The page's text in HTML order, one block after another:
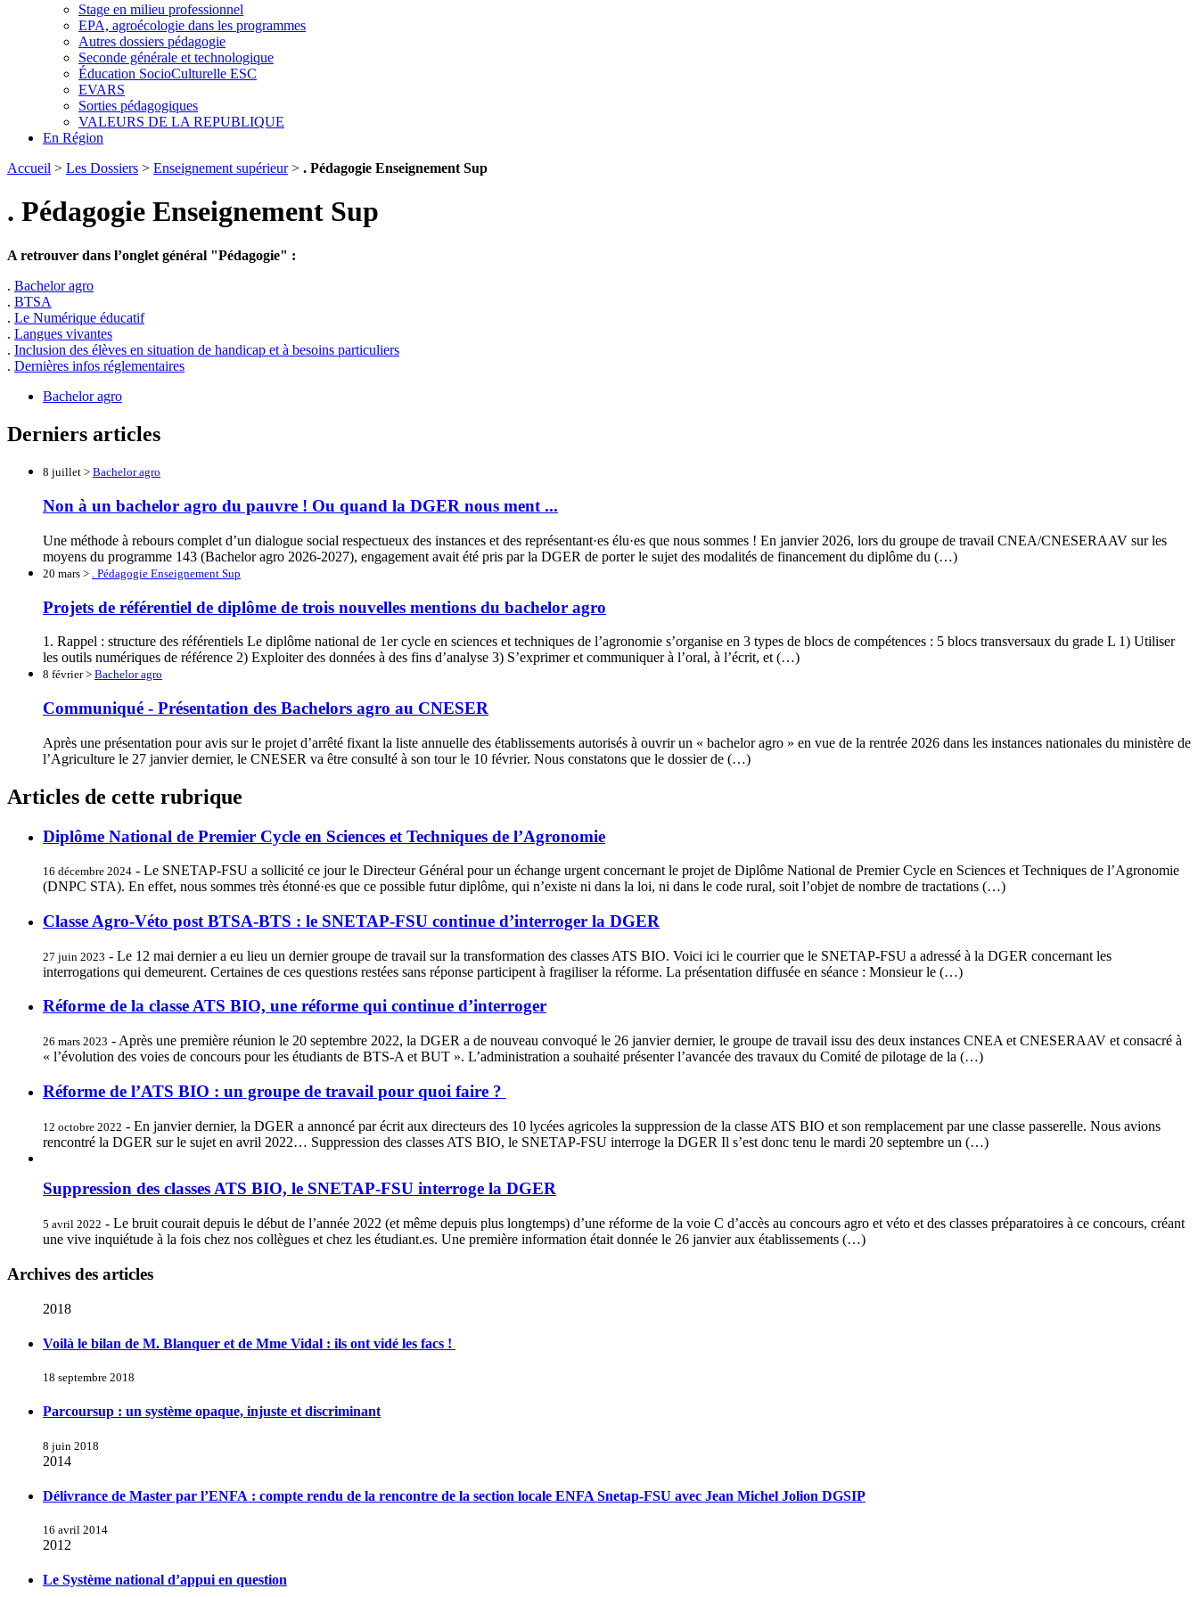
Stage en milieu professionnel
EPA, agroécologie dans les programmes
Autres dossiers pédagogie
Seconde générale et technologique
Éducation SocioCulturelle ESC
EVARS
Sorties pédagogiques
VALEURS DE LA REPUBLIQUE
En Région
Accueil > Les Dossiers > Enseignement supérieur> . Pédagogie Enseignement Sup
. Pédagogie Enseignement Sup
A retrouver dans l’onglet général "Pédagogie" :
. Bachelor agro
. BTSA
. Le Numérique éducatif
. Langues vivantes
. Inclusion des élèves en situation de handicap et à besoins particuliers
. Dernières infos réglementaires
Bachelor agro
Derniers articles
8 juillet > Bachelor agro
Non à un bachelor agro du pauvre ! Ou quand la DGER nous ment ...
Une méthode à rebours complet d’un dialogue social respectueux des instances et des représentant·es élu·es que nous sommes ! En janvier 2026, lors du groupe de travail CNEA/CNESERAAV sur les
moyens du programme 143 (Bachelor agro 2026-2027), engagement avait été pris par la DGER de porter le sujet des modalités de financement du diplôme du (…)
20 mars > . Pédagogie Enseignement Sup
Projets de référentiel de diplôme de trois nouvelles mentions du bachelor agro
1. Rappel : structure des référentiels Le diplôme national de 1er cycle en sciences et techniques de l’agronomie s’organise en 3 types de blocs de compétences : 5 blocs transversaux du grade L 1) Utiliser
les outils numériques de référence 2) Exploiter des données à des fins d’analyse 3) S’exprimer et communiquer à l’oral, à l’écrit, et (…)
8 février > Bachelor agro
Communiqué - Présentation des Bachelors agro au CNESER
Après une présentation pour avis sur le projet d’arrêté fixant la liste annuelle des établissements autorisés à ouvrir un « bachelor agro » en vue de la rentrée 2026 dans les instances nationales du ministère de
l’Agriculture le 27 janvier dernier, le CNESER va être consulté à son tour le 10 février. Nous constatons que le dossier de (…)
Articles de cette rubrique
Diplôme National de Premier Cycle en Sciences et Techniques de l’Agronomie
16 décembre 2024 - Le SNETAP-FSU a sollicité ce jour le Directeur Général pour un échange urgent concernant le projet de Diplôme National de Premier Cycle en Sciences et Techniques de l’Agronomie
(DNPC STA). En effet, nous sommes très étonné·es que ce possible futur diplôme, qui n’existe ni dans la loi, ni dans le code rural, soit l’objet de nombre de tractations (…)
Classe Agro-Véto post BTSA-BTS : le SNETAP-FSU continue d’interroger la DGER
27 juin 2023 - Le 12 mai dernier a eu lieu un dernier groupe de travail sur la transformation des classes ATS BIO. Voici ici le courrier que le SNETAP-FSU a adressé à la DGER concernant les
interrogations qui demeurent. Certaines de ces questions restées sans réponse participent à fragiliser la réforme. La présentation diffusée en séance : Monsieur le (…)
Réforme de la classe ATS BIO, une réforme qui continue d’interroger
26 mars 2023 - Après une première réunion le 20 septembre 2022, la DGER a de nouveau convoqué le 26 janvier dernier, le groupe de travail issu des deux instances CNEA et CNESERAAV et consacré à
« l’évolution des voies de concours pour les étudiants de BTS-A et BUT ». L’administration a souhaité présenter l’avancée des travaux du Comité de pilotage de la (…)
Réforme de l’ATS BIO : un groupe de travail pour quoi faire ?
12 octobre 2022 - En janvier dernier, la DGER a annoncé par écrit aux directeurs des 10 lycées agricoles la suppression de la classe ATS BIO et son remplacement par une classe passerelle. Nous avions
rencontré la DGER sur le sujet en avril 2022… Suppression des classes ATS BIO, le SNETAP-FSU interroge la DGER Il s’est donc tenu le mardi 20 septembre un (…)
Suppression des classes ATS BIO, le SNETAP-FSU interroge la DGER
5 avril 2022 - Le bruit courait depuis le début de l’année 2022 (et même depuis plus longtemps) d’une réforme de la voie C d’accès au concours agro et véto et des classes préparatoires à ce concours, créant
une vive inquiétude à la fois chez nos collègues et chez les étudiant.es. Une première information était donnée le 26 janvier aux établissements (…)
Archives des articles
2018
Voilà le bilan de M. Blanquer et de Mme Vidal : ils ont vidé les facs !
18 septembre 2018
Parcoursup : un système opaque, injuste et discriminant
8 juin 2018
2014
Délivrance de Master par l’ENFA : compte rendu de la rencontre de la section locale ENFA Snetap-FSU avec Jean Michel Jolion DGSIP
16 avril 2014
2012
Le Système national d’appui en question